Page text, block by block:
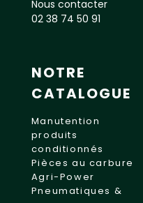
Nous contacter
02 38 74 50 91
NOTRE
CATALOGUE
Manutention
produits
conditionnés
Pièces au carbure
Agri-Power
Pneumatiques &